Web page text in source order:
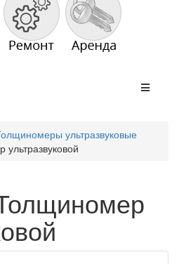
ультразвуковые